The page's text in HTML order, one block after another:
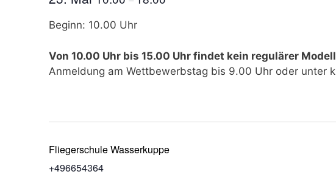
Beginn: 10.00 Uhr
Von 10.00 Uhr bis 15.00 Uhr findet kein regulärer
Anmeldung am Wettbewerbstag bis 9.00 Uhr oder unter
Fliegerschule Wasserkuppe
+496654364